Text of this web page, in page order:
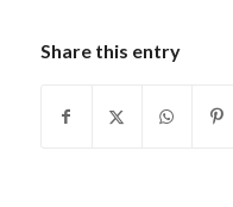
Share this entry